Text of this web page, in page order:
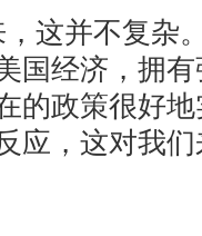
并不复杂
国经济，拥
的政策很好
应，这对我